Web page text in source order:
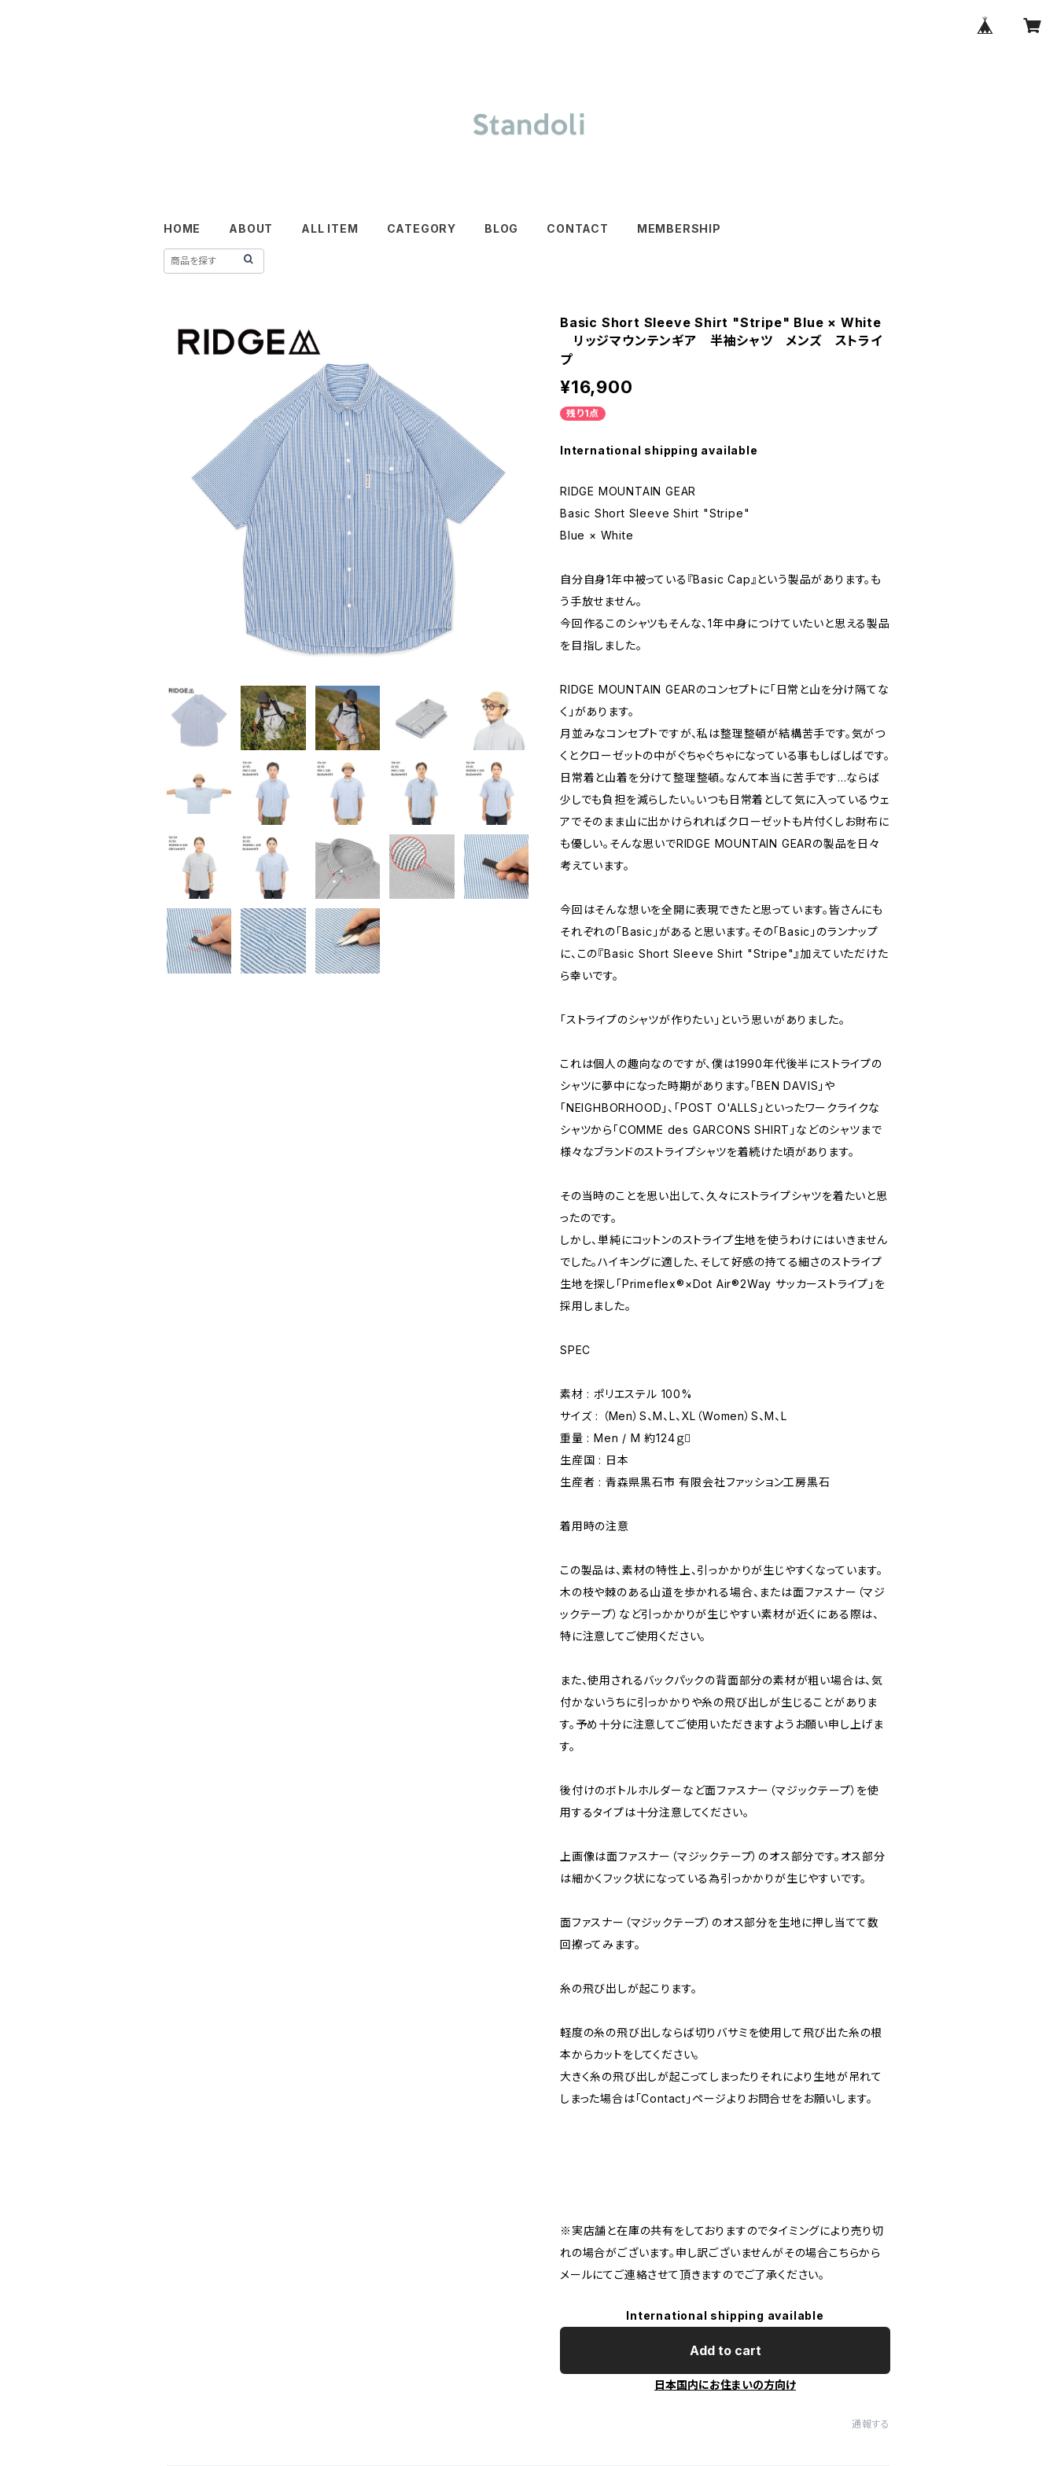
HOME ABOUT ALL ITEM CATEGORY BLOG CONTACT MEMBERSHIP
Basic Short Sleeve Shirt "Stripe" Blue × White
リッジマウンテンギア 半袖シャツ メンズ ストライ
プ
¥16,900
残り1点
International shipping available
RIDGE MOUNTAIN GEAR
Basic Short Sleeve Shirt "Stripe"
Blue × White
自分自身1年中被っている『Basic Cap』という製品があります。も
う手放せません。
今回作るこのシャツもそんな、1年中身につけていたいと思える製品
を目指しました。
RIDGE MOUNTAIN GEARのコンセプトに「日常と山を分け隔てな
く」があります。
月並みなコンセプトですが、私は整理整頓が結構苦手です。気がつ
くとクローゼットの中がぐちゃぐちゃになっている事もしばしばです。
日常着と山着を分けて整理整頓。なんて本当に苦手です...ならば
少しでも負担を減らしたい。いつも日常着として気に入っているウェ
アでそのまま山に出かけられればクローゼットも片付くしお財布に
も優しい。そんな思いでRIDGE MOUNTAIN GEARの製品を日々
考えています。
今回はそんな想いを全開に表現できたと思っています。皆さんにも
それぞれの「Basic」があると思います。その「Basic」のランナップ
に、この『Basic Short Sleeve Shirt "Stripe"』加えていただけた
ら幸いです。
「ストライプのシャツが作りたい」という思いがありました。
これは個人の趣向なのですが、僕は1990年代後半にストライプの
シャツに夢中になった時期があります。「BEN DAVIS」や
「NEIGHBORHOOD」、「POST O'ALLS」といったワークライクな
シャツから「COMME des GARCONS SHIRT」などのシャツまで
様々なブランドのストライプシャツを着続けた頃があります。
その当時のことを思い出して、久々にストライプシャツを着たいと思
ったのです。
しかし、単純にコットンのストライプ生地を使うわけにはいきません
でした。ハイキングに適した、そして好感の持てる細さのストライプ
生地を探し「Primeflex®×Dot Air®2Way サッカーストライプ」を
採用しました。
SPEC
素材 : ポリエステル 100%
サイズ : （Men）S、M、L、XL（Women）S、M、L
重量 : Men / M 約124ｇ
生産国 : 日本
生産者 : 青森県黒石市 有限会社ファッション工房黒石
着用時の注意
この製品は、素材の特性上、引っかかりが生じやすくなっています。
木の枝や棘のある山道を歩かれる場合、または面ファスナー（マジ
ックテープ）など引っかかりが生じやすい素材が近くにある際は、
特に注意してご使用ください。
また、使用されるバックパックの背面部分の素材が粗い場合は、気
付かないうちに引っかかりや糸の飛び出しが生じることがありま
す。予め十分に注意してご使用いただきますようお願い申し上げま
す。
後付けのボトルホルダーなど面ファスナー（マジックテープ）を使
用するタイプは十分注意してください。
上画像は面ファスナー（マジックテープ）のオス部分です。オス部分
は細かくフック状になっている為引っかかりが生じやすいです。
面ファスナー（マジックテープ）のオス部分を生地に押し当てて数
回擦ってみます。
糸の飛び出しが起こります。
軽度の糸の飛び出しならば切りバサミを使用して飛び出た糸の根
本からカットをしてください。
大きく糸の飛び出しが起こってしまったりそれにより生地が吊れて
しまった場合は「Contact」ページよりお問合せをお願いします。
※実店舗と在庫の共有をしておりますのでタイミングにより売り切
れの場合がございます。申し訳ございませんがその場合こちらから
メールにてご連絡させて頂きますのでご了承ください。
International shipping available
Add to cart
日本国内にお住まいの方向け
通報する